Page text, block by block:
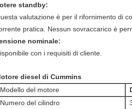
standby:
valutazione è per il rifornimento di
pratica. Nessun sovraccarico è
nominale:
con i requisiti di cliente.
diesel di Cummins
Modello del motore
Numero del cilindro